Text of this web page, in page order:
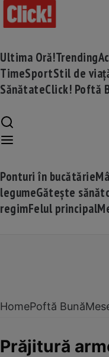
Ultima Oră!Trending
TimeSportStil de
SănătateClick! Poftă
Ponturi în bucătărie
legumeGătește
regimFelul principal
HomePoftă Bună
Prăjitură